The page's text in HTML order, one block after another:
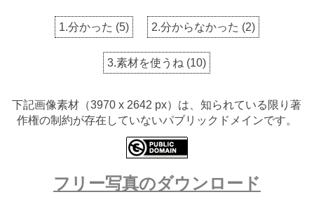
1.分かった (5) 2.分からなかった (2)
3.素材を使うね (10)
下記画像素材（3970 x 2642 px）は、知られている限り著
作権の制約が存在していないパブリックドメインです。
フリー写真のダウンロード